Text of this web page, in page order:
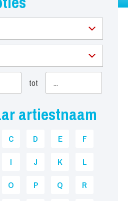
tot
artiestnaam
C D E
F
I J K
L
O P Q
R